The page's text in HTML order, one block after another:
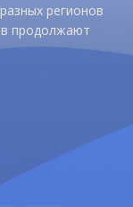
регионов
продолжают